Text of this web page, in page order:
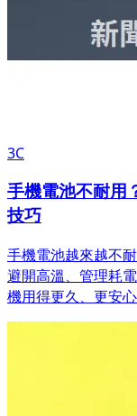
3C
手機電池不耐用
技巧
手機電池越來越不
避開高溫、管理耗
機用得更久、更安心